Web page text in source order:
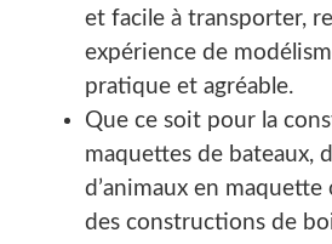
et facile à transporter,
expérience de
pratique et agréable.
Que ce soit pour la
maquettes de bateaux,
d’animaux en
des constructions de